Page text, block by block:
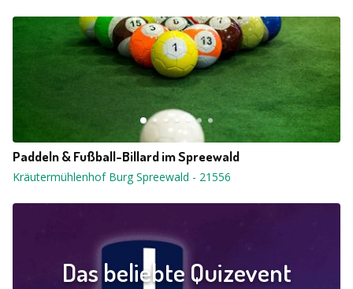
Paddeln & Fußball-Billard im Spreewald
Kräutermühlenhof Burg Spreewald - 21556
Das beliebte Quizevent